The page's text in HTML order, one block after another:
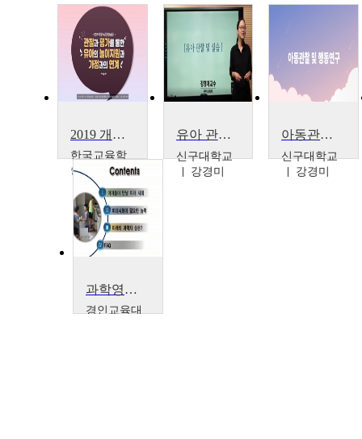
2019 개정 누리과정(심화) – 관찰과 평가를 통한 유아의 놀이지원과 가정과의 연계
한국교육학
술정보원
한국교육
학술정보
원
유아 관찰 및 실습
신구대학교
강경미
아동관찰 및 행동연구
신구대학교
강경미
과학영재지도
경인교육대